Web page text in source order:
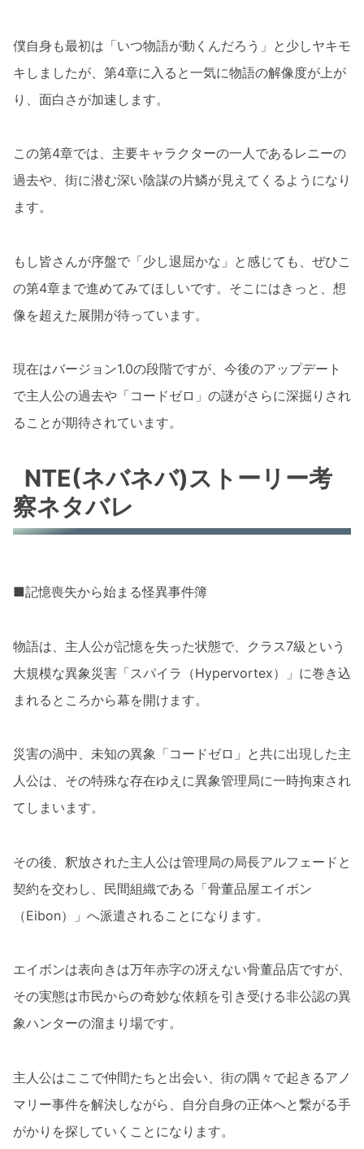
僕自身も最初は「いつ物語が動くんだろう」と少しヤキモ
キしましたが、第4章に入ると一気に物語の解像度が上が
り、面白さが加速します。
この第4章では、主要キャラクターの一人であるレニーの
過去や、街に潜む深い陰謀の片鱗が見えてくるようになり
ます。
もし皆さんが序盤で「少し退屈かな」と感じても、ぜひこ
の第4章まで進めてみてほしいです。そこにはきっと、想
像を超えた展開が待っています。
現在はバージョン1.0の段階ですが、今後のアップデート
で主人公の過去や「コードゼロ」の謎がさらに深掘りされ
ることが期待されています。
NTE(ネバネバ)ストーリー考
察ネタバレ
■記憶喪失から始まる怪異事件簿
物語は、主人公が記憶を失った状態で、クラス7級という
大規模な異象災害「スパイラ（Hypervortex）」に巻き込
まれるところから幕を開けます。
災害の渦中、未知の異象「コードゼロ」と共に出現した主
人公は、その特殊な存在ゆえに異象管理局に一時拘束され
てしまいます。
その後、釈放された主人公は管理局の局長アルフェードと
契約を交わし、民間組織である「骨董品屋エイボン
（Eibon）」へ派遣されることになります。
エイボンは表向きは万年赤字の冴えない骨董品店ですが、
その実態は市民からの奇妙な依頼を引き受ける非公認の異
象ハンターの溜まり場です。
主人公はここで仲間たちと出会い、街の隅々で起きるアノ
マリー事件を解決しながら、自分自身の正体へと繋がる手
がかりを探していくことになります。